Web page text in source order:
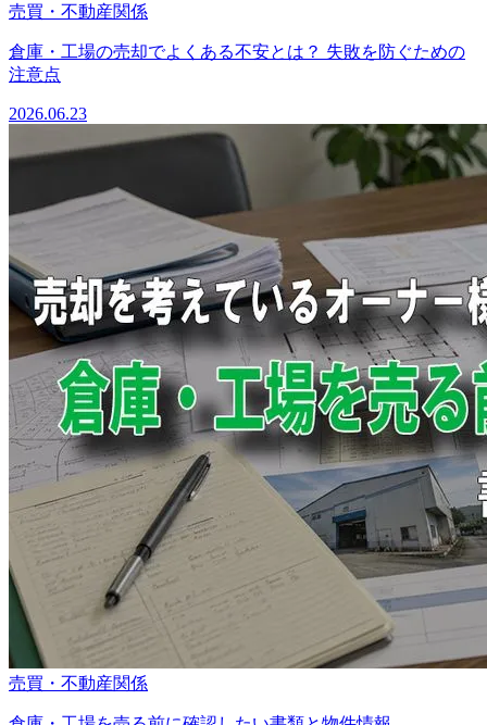
売買・不動産関係
倉庫・工場の売却でよくある不安とは？ 失敗を防ぐための
注意点
2026.06.23
売買・不動産関係